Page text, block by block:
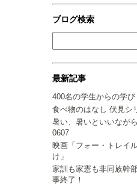
ブログ検索
最新記事
400名の学生からの学び
食べ物のはなし 伏見
暑い、暑いといいなが
0607
映画「フォー・トレイ
け」
家訓も家憲も非同族幹
事終了！